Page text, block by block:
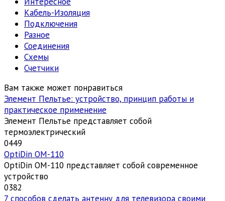
Кабель-Изоляция
Подключения
Разное
Соединения
Схемы
Счетчики
Вам также может понравиться
Элемент Пельтье: устройство, принцип работы и
практическое применение
Элемент Пельтье представляет собой
термоэлектрический
0449
OptiDin ОМ-110
OptiDin ОМ-110 представляет собой современное
устройство
0382
7 способов сделать антенну для телевизора своими